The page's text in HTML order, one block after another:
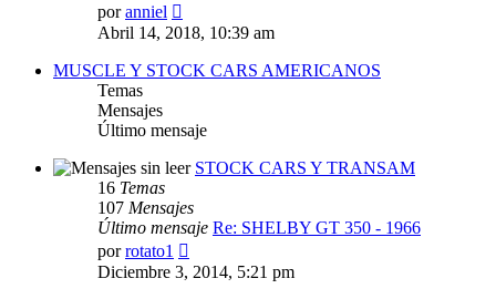
poranniel
último
Abril 14, 2018, 10:39 am
MUSCLE Y STOCK CARS AMERICANOS
Temas
Mensajes
Último mensaje
STOCK CARS Y TRANSAM
16 Temas
107 Mensajes
Último mensaje Re: SHELBY GT 350 - 1966
porrotato1
último
Diciembre 3, 2014, 5:21 pm